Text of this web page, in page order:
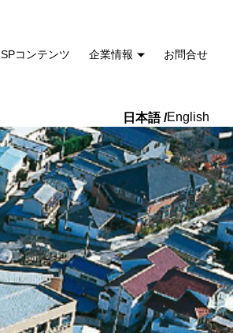
SPコンテンツ 企業情報 お問合せ
English